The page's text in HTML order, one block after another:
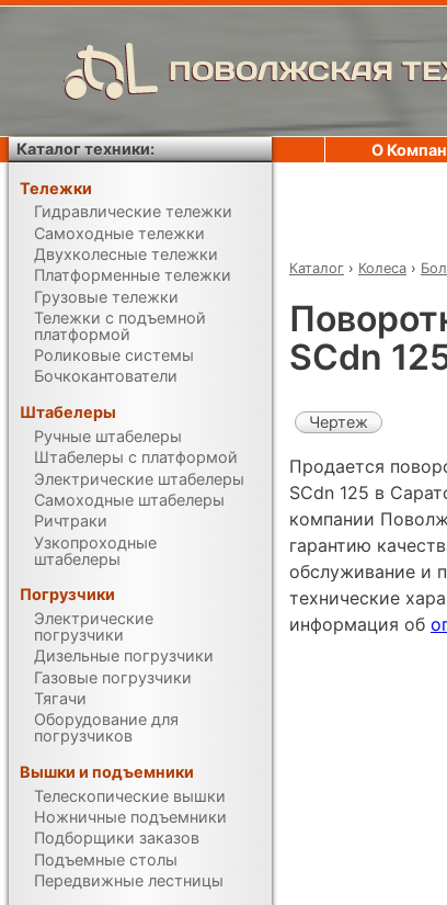
ПОВОЛЖСКАЯ
Каталог › Колеса ›
SCdn
Чертеж
Продается
SCdn 125 в
компании
гарантию
обслуживание и
технические
информация об
О
Каталог техники:
Тележки
Гидравлические тележки
Самоходные тележки
Двухколесные тележки
Платформенные тележки
Грузовые тележки
Тележки с подъемной
платформой
Роликовые системы
Бочкокантователи
Штабелеры
Ручные штабелеры
Штабелеры с платформой
Электрические штабелеры
Самоходные штабелеры
Ричтраки
Узкопроходные
штабелеры
Погрузчики
Электрические
погрузчики
Дизельные погрузчики
Газовые погрузчики
Тягачи
Оборудование для
погрузчиков
Вышки и подъемники
Телескопические вышки
Ножничные подъемники
Подборщики заказов
Подъемные столы
Передвижные лестницы